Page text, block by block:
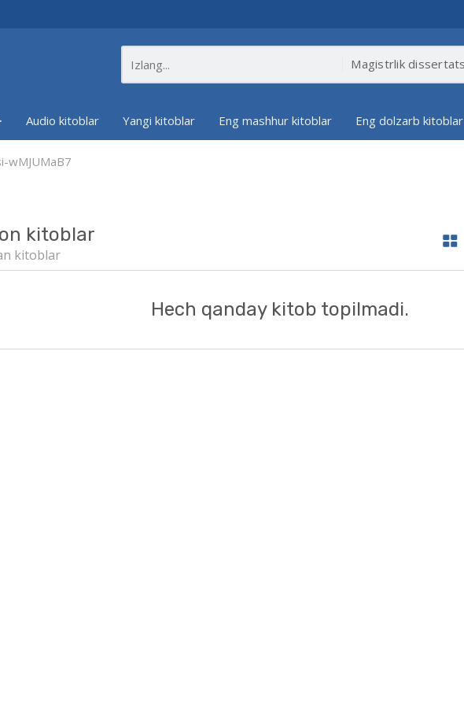
Audio kitoblar Yangi kitoblar Eng mashhur kitoblar Eng dolzarb kitoblar
wMJUMaB7
kitoblar
kitoblar
Hech qanday kitob topilmadi.